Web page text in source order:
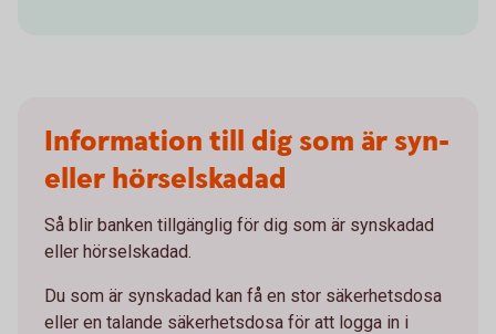
Information till dig som är syn-
eller hörselskadad
Så blir banken tillgänglig för dig som är synskadad
eller hörselskadad.
Du som är synskadad kan få en stor säkerhetsdosa
eller en talande säkerhetsdosa för att logga in i